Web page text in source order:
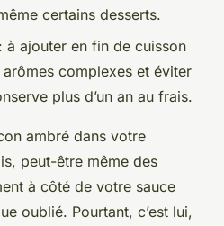
certains desserts.
: à ajouter en fin de cuisson
complexes et éviter
plus d’un an au frais.
ambré dans votre
peut-être même des
à côté de votre sauce
oublié. Pourtant, c’est lui,